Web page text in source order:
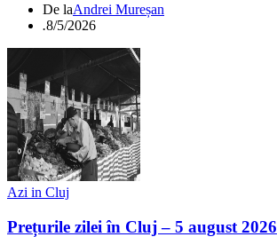
De laAndrei Mureșan
.8/5/2026
Azi in Cluj
Prețurile zilei în Cluj – 5 august 2026